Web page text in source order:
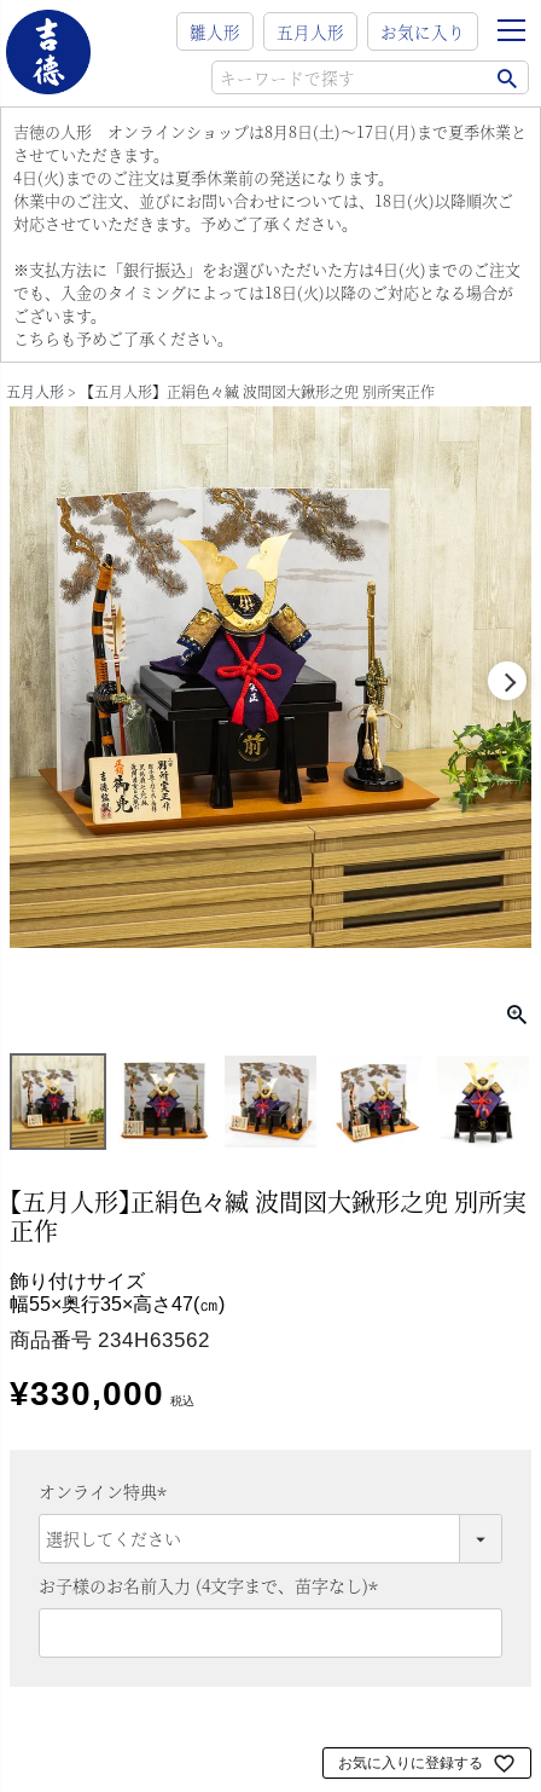
雛人形 五月人形 お気に入り
吉徳の人形 オンラインショップは8月8日(土)～17日(月)まで夏季休業と
させていただきます。
4日(火)までのご注文は夏季休業前の発送になります。
休業中のご注文、並びにお問い合わせについては、18日(火)以降順次ご
対応させていただきます。予めご了承ください。
※支払方法に「銀行振込」をお選びいただいた方は4日(火)までのご注文
でも、入金のタイミングによっては18日(火)以降のご対応となる場合が
ございます。
こちらも予めご了承ください。
五月人形 【五月人形】正絹色々縅 波間図大鍬形之兜 別所実正作
飾り付けサイズ
幅55×奥行35×高さ47(㎝)
【五月人形】正絹色々縅 波間図大鍬形之兜 別所実
正作
商品番号 234H63562
¥330,000 税込
オンライン特典
必
須
)
お子様のお名前入力 (4文字まで、苗字なし)
お気に入りに登録する